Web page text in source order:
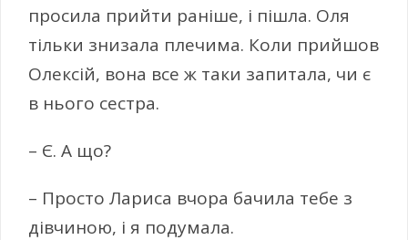
просила прийти раніше, і пішла. Оля
тільки знизала плечима. Коли прийшов
Олексій, вона все ж таки запитала, чи є
в нього сестра.
– Є. А що?
– Просто Лариса вчора бачила тебе з
дівчиною, і я подумала.